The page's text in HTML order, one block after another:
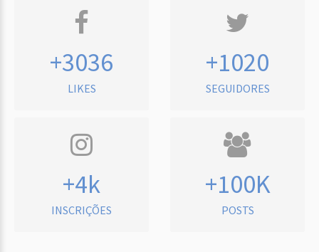
+3036
LIKES
+1020
SEGUIDORES
+4k
INSCRIÇÕES
+100K
POSTS